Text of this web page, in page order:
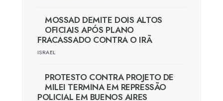
MOSSAD DEMITE DOIS ALTOS
OFICIAIS APÓS PLANO
FRACASSADO CONTRA O IRÃ
ISRAEL
PROTESTO CONTRA PROJETO DE
MILEI TERMINA EM REPRESSÃO
POLICIAL EM BUENOS AIRES